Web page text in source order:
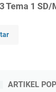
Tema 1 SD/
ARTIKEL